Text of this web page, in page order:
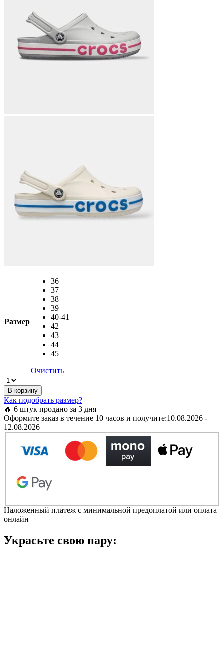
Размер
36
37
38
39
40-41
42
43
44
45
Очистить
Crocs
Bayaband
Charcoal
арт.
205089
/
Крокс
В корзину
Как подобрать размер?
🔥 6 штук продано за 3 дня
Оформите заказ в течение 10 часов и получите:10.08.2026 -
12.08.2026
Наложенный платеж с минимальной предоплатой или оплата
онлайн
Украсьте свою пару: